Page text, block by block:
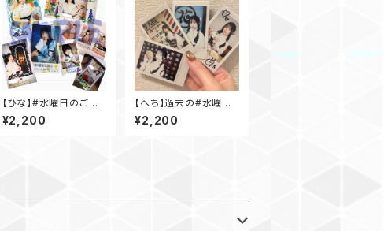
【ひな】#水曜日のご褒
美チェキ(海ver.)
¥2,200
【へち】過去の#水曜日
のご褒美チェキ
¥2,200